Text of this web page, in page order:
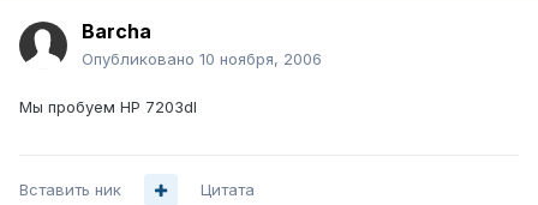
Barcha
Опубликовано 10 ноября, 2006
Мы пробуем НР 7203dl
Вставить ник Цитата